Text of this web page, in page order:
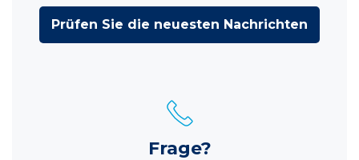
Prüfen Sie die neuesten Nachrichten
Frage?